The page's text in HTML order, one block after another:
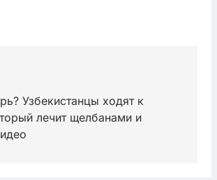
Узбекистанцы ходят к
лечит щелбанами и